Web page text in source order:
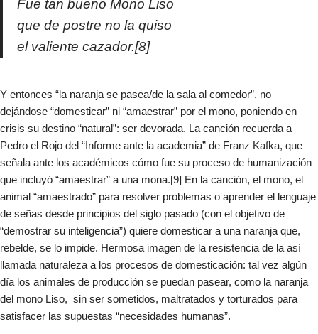
Fue tan bueno Mono Liso
que de postre no la quiso
el valiente cazador.[8]
Y entonces “la naranja se pasea/de la sala al comedor”, no
dejándose “domesticar” ni “amaestrar” por el mono, poniendo en
crisis su destino “natural”: ser devorada. La canción recuerda a
Pedro el Rojo del “Informe ante la academia” de Franz Kafka, que
señala ante los académicos cómo fue su proceso de humanización
que incluyó “amaestrar” a una mona.[9] En la canción, el mono, el
animal “amaestrado” para resolver problemas o aprender el lenguaje
de señas desde principios del siglo pasado (con el objetivo de
“demostrar su inteligencia”) quiere domesticar a una naranja que,
rebelde, se lo impide. Hermosa imagen de la resistencia de la así
llamada naturaleza a los procesos de domesticación: tal vez algún
día los animales de producción se puedan pasear, como la naranja
del mono Liso, sin ser sometidos, maltratados y torturados para
satisfacer las supuestas “necesidades humanas”.